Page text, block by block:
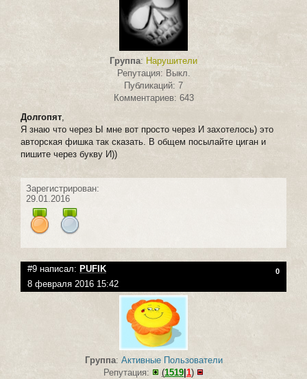
Группа: Нарушители
Репутация: Выкл.
Публикаций: 7
Комментариев: 643
Долгопят,
Я знаю что через Ы мне вот просто через И захотелось) это
авторская фишка так сказать. В общем посылайте циган и
пишите через букву И))
Зарегистрирован:
29.01.2016
#9 написал: PUFIK 0
8 февраля 2016 15:42
Группа: Активные Пользователи
Репутация:
(1519 1)